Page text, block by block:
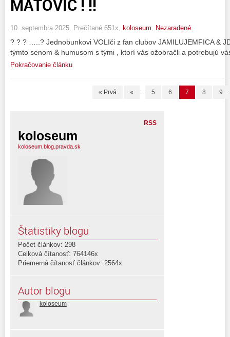
MATOVIČ ! !!
10. septembra 2025, Prečítané 651x, koloseum, Nezaradené
? ? ? …..? Jednobunkovi VOLIči z fan clubov JAMILUJEMFICA &
týmto senom & humusom s tými , ktorí vás ožobračli a potrebujú
Pokračovanie článku
« Prvá « ... 5 6 7 8 9
RSS
koloseum
koloseum.blog.pravda.sk
Štatistiky blogu
Počet článkov: 298
Celková čítanosť: 764146x
Priemerná čítanosť článkov: 2564x
Autor blogu
koloseum